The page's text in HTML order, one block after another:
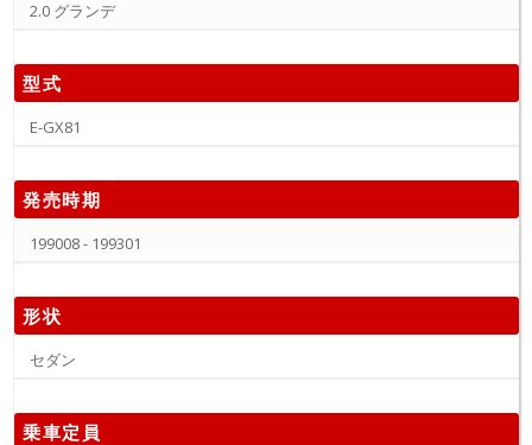
2.0 グランデ
型式
E-GX81
発売時期
199008 - 199301
形状
セダン
乗車定員